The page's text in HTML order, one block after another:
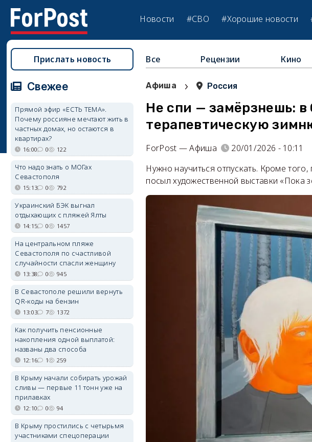
Новости #СВО #Хорошие новости
Все Рецензии Кино
Афиша › Россия
Не спи — замёрзнешь: в
терапевтическую
ForPost — Афиша
20/01/2026 - 10:11
Нужно научиться отпускать. Кроме
посыл художественной выставки «Пока
Прислать новость
Свежее
Прямой эфир «ЕСТЬ ТЕМА».
Почему россияне мечтают жить в
частных домах, но остаются в
квартирах?
16:00 0 122
Что надо знать о МОГах
Севастополя
15:13 0 792
Украинский БЭК выгнал
отдыхающих с пляжей Ялты
14:15 0 1457
На центральном пляже
Севастополя по счастливой
случайности спасли женщину
13:38 0 945
В Севастополе решили вернуть
QR-коды на бензин
13:03 7 1372
Как получить пенсионные
накопления одной выплатой:
названы два способа
12:16 1 259
В Крыму начали собирать урожай
сливы — первые 11 тонн уже на
прилавках
12:10 0 94
В Крыму простились с четырьмя
участниками спецоперации